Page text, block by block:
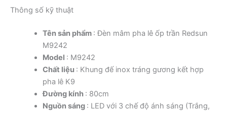
Thông số kỹ thuật
Tên sản phẩm : Đèn mâm pha lê ốp trần Redsun
M9242
Model : M9242
Chất liệu : Khung đế inox tráng gương kết hợp
pha lê K9
Đường kính : 80cm
Nguồn sáng : LED với 3 chế độ ánh sáng (Trắng,